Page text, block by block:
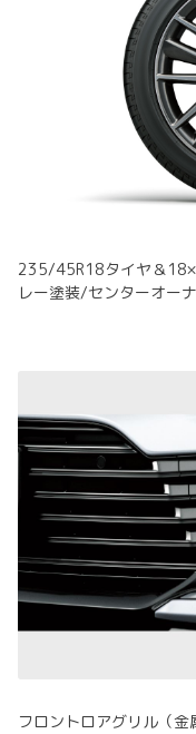
235/45R18タイヤ＆
レー塗装/センターオーナ
フロントロアグリル（金